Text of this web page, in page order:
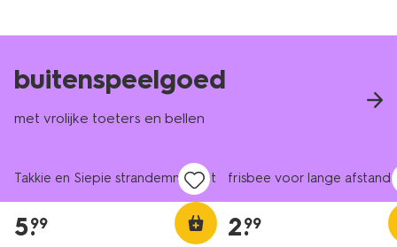
buitenspeelgoed
met vrolijke toeters en bellen
Takkie en Siepie strandemmerset
5.
99
frisbee voor lange
2.
99